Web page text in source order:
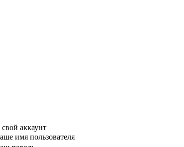
аккаунт
имя пользователя